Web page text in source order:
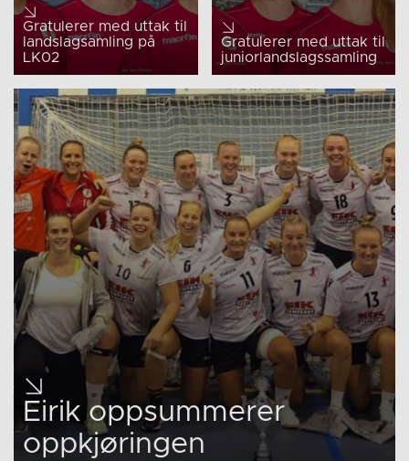
Gratulerer med uttak til
landslagsamling på
LK02
Gratulerer med uttak til
juniorlandslagssamling
Eirik oppsummerer
oppkjøringen